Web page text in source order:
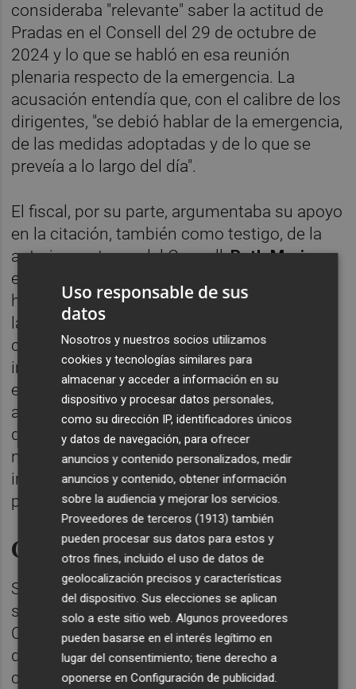
consideraba "relevante" saber la actitud de
Pradas en el Consell del 29 de octubre de
2024 y lo que se habló en esa reunión
plenaria respecto de la emergencia. La
acusación entendía que, con el calibre de los
dirigentes, "se debió hablar de la emergencia,
de las medidas adoptadas y de lo que se
preveía a lo largo del día".
El fiscal, por su parte, argumentaba su apoyo
en la citación, también como testigo, de la
anterior portavoz del Consell,Ruth Merinoy
en que la exconsellera investigada "pudiera
haber hablado, antes, durante y después de
la sesión del Consell con alguno de los
consellers asistentes sobre cuestiones
interrelacionadas con la referida
emergencia", por lo que sería un medio
adecuado para conocer de la información
que disponían tanto Pradas como su ex
número dos,Emilio Argüeso, también
investigado, sobre la evolución de la Dana y
posibles indicaciones verbales.
Carácter reservado del pleno
Sin embargo, la magistrada señala que,
según la ley, las sesiones del pleno del
Consell tienen carácter reservado y los
documentos que se elevan a la
consideración del Gobierno valenciano
Uso responsable de sus
datos
Nosotros y nuestros socios utilizamos
cookies y tecnologías similares para
almacenar y acceder a información en su
dispositivo y procesar datos personales,
como su dirección IP, identificadores únicos
y datos de navegación, para ofrecer
anuncios y contenido personalizados, medir
anuncios y contenido, obtener información
sobre la audiencia y mejorar los servicios.
Proveedores de terceros (1913) también
pueden procesar sus datos para estos y
otros fines, incluido el uso de datos de
geolocalización precisos y características
del dispositivo. Sus elecciones se aplican
solo a este sitio web. Algunos proveedores
pueden basarse en el interés legítimo en
lugar del consentimiento; tiene derecho a
oponerse enConfiguración de publicidad